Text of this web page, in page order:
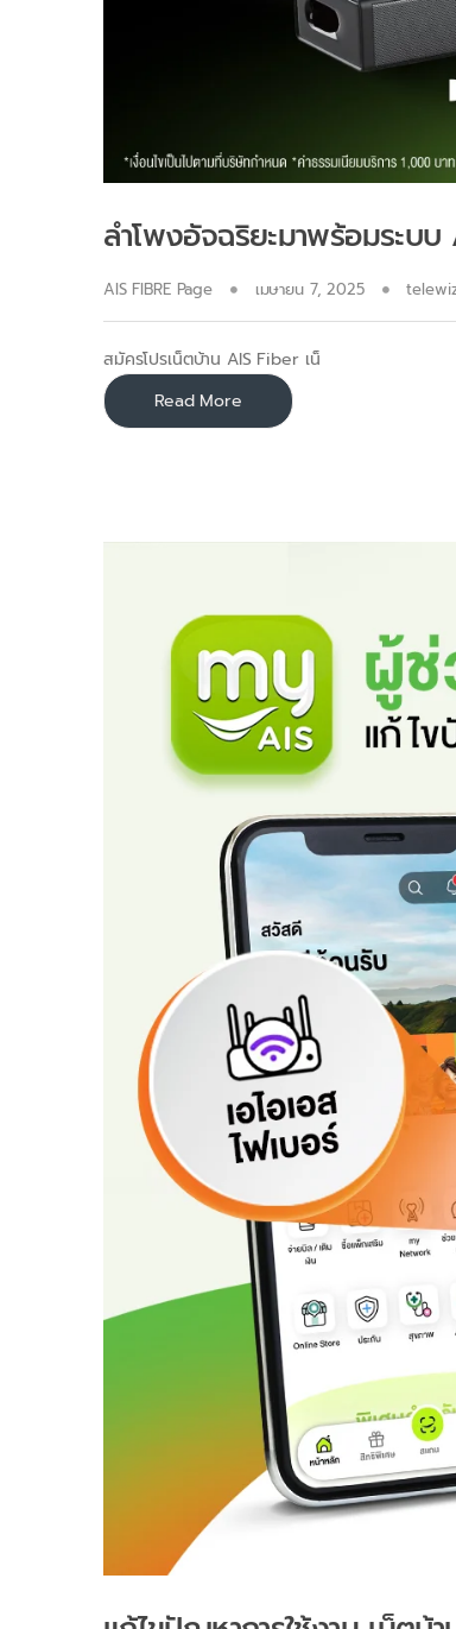
ลำโพงอัจฉริยะมาพร้อมระบ
AIS FIBRE Page เมษายน 7, 2025
สมัครโปรเน็ตบ้าน AIS Fiber เน็
Read More